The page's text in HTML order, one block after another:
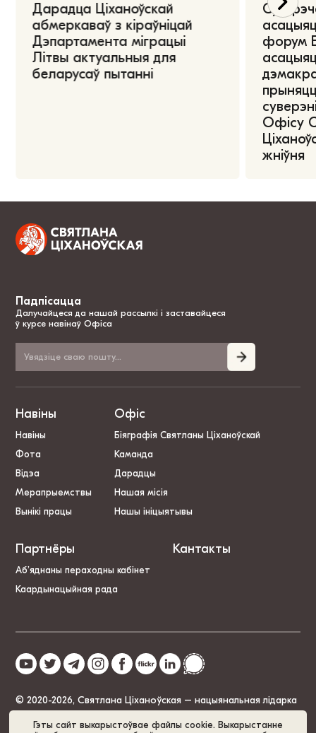
Гэты сайт выкарыстоўвае файлы cookie. Выкарыстанне
Дарадца Ціханоўскай
абмеркаваў з кіраўніцай
Дэпартамента міграцыі
Літвы актуальныя для
беларусаў пытанні
форум
Офісу
жніўня
Падпісацца
Далучайцеся да нашай рассылкі і заставайцеся
ў курсе навінаў Офіса
Навіны
Навіны
Фота
Відэа
Мерапрыемствы
Вынікі працы
Офіс
Біяграфія Святланы Ціханоўскай
Каманда
Дарадцы
Нашая місія
Нашы ініцыятывы
Партнёры
Аб’яднаны пераходны кабінет
Каардынацыйная рада
Кантакты
© 2020-2026, Святлана Ціханоўская – нацыянальная лідарка